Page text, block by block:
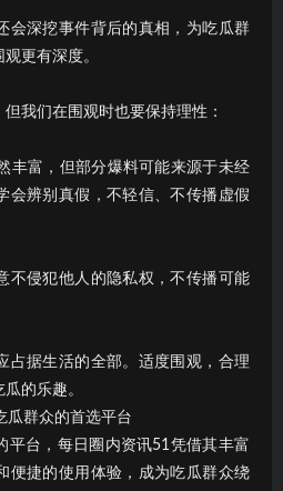
会深挖事件背后的真相，为吃瓜群
更有深度。
我们在围观时也要保持理性：
丰富，但部分爆料可能来源于未经
会辨别真假，不轻信、不传播虚假
不侵犯他人的隐私权，不传播可能
占据生活的全部。适度围观，合理
的乐趣。
瓜群众的首选平台
平台，每日圈内资讯51凭借其丰富
便捷的使用体验，成为吃瓜群众绕